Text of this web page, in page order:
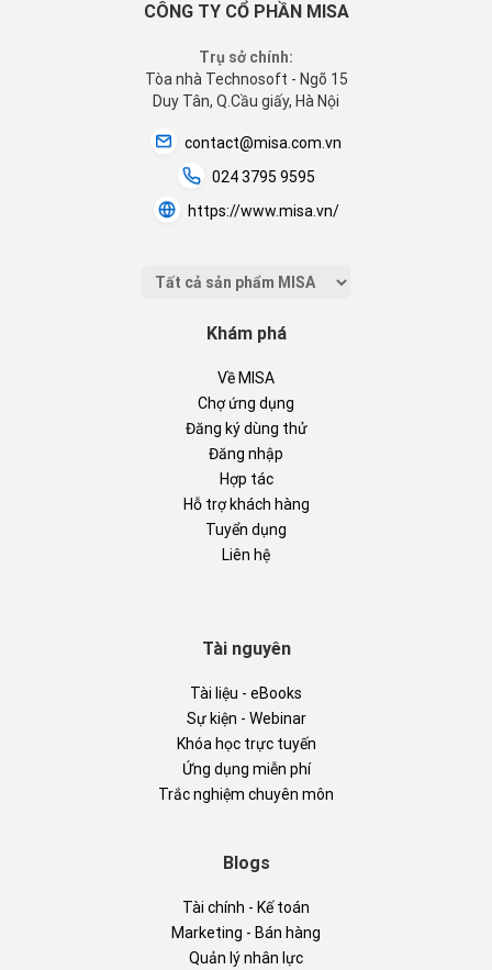
CÔNG TY CỔ PHẦN MISA
Trụ sở chính:
Tòa nhà Technosoft - Ngõ 15
Duy Tân, Q.Cầu giấy, Hà Nội
contact@misa.com.vn
024 3795 9595
https://www.misa.vn/
Khám phá
Về MISA
Chợ ứng dụng
Đăng ký dùng thử
Đăng nhập
Hợp tác
Hỗ trợ khách hàng
Tuyển dụng
Liên hệ
Tài nguyên
Tài liệu - eBooks
Sự kiện - Webinar
Khóa học trực tuyến
Ứng dụng miễn phí
Trắc nghiệm chuyên môn
Blogs
Tài chính - Kế toán
Marketing - Bán hàng
Quản lý nhân lực